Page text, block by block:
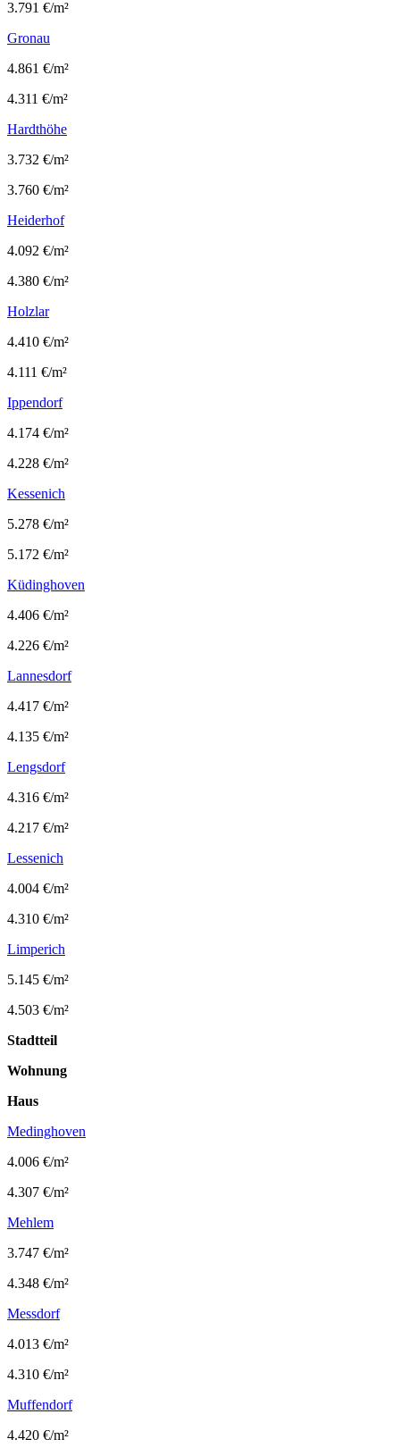
3.791 €/m²
Gronau
4.861 €/m²
4.311 €/m²
Hardthöhe
3.732 €/m²
3.760 €/m²
Heiderhof
4.092 €/m²
4.380 €/m²
Holzlar
4.410 €/m²
4.111 €/m²
Ippendorf
4.174 €/m²
4.228 €/m²
Kessenich
5.278 €/m²
5.172 €/m²
Küdinghoven
4.406 €/m²
4.226 €/m²
Lannesdorf
4.417 €/m²
4.135 €/m²
Lengsdorf
4.316 €/m²
4.217 €/m²
Lessenich
4.004 €/m²
4.310 €/m²
Limperich
5.145 €/m²
4.503 €/m²
Stadtteil
Wohnung
Haus
Medinghoven
4.006 €/m²
4.307 €/m²
Mehlem
3.747 €/m²
4.348 €/m²
Messdorf
4.013 €/m²
4.310 €/m²
Muffendorf
4.420 €/m²